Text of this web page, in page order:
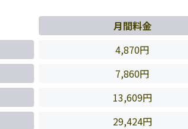
月間料金
4,870円
7,860円
13,609円
29,424円